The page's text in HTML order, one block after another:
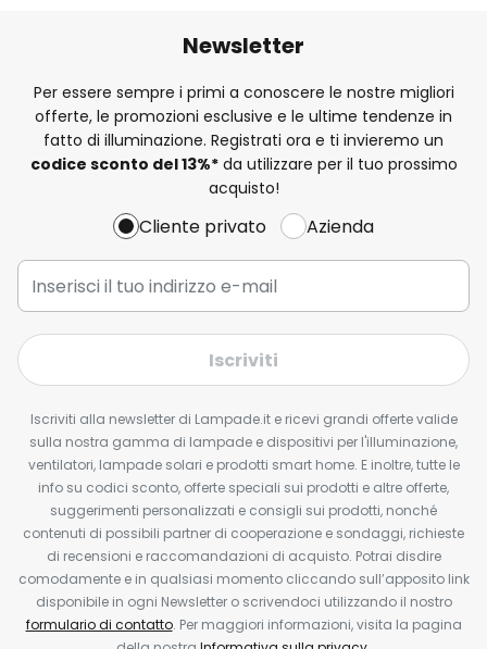
Newsletter
Per essere sempre i primi a conoscere le nostre migliori
offerte, le promozioni esclusive e le ultime tendenze in
fatto di illuminazione. Registrati ora e ti invieremo un
codice sconto del13%*da utilizzare per il tuo prossimo
acquisto!
Cliente privato Azienda
Iscriviti
Iscriviti alla newsletter di Lampade.it e ricevi grandi offerte valide
sulla nostra gamma di lampade e dispositivi per l'illuminazione,
ventilatori, lampade solari e prodotti smart home. E inoltre, tutte le
info su codici sconto, offerte speciali sui prodotti e altre offerte,
suggerimenti personalizzati e consigli sui prodotti, nonché
contenuti di possibili partner di cooperazione e sondaggi, richieste
di recensioni e raccomandazioni di acquisto. Potrai disdire
comodamente e in qualsiasi momento cliccando sull’apposito link
disponibile in ogni Newsletter o scrivendoci utilizzando il nostro
formulario di contatto. Per maggiori informazioni, visita la pagina